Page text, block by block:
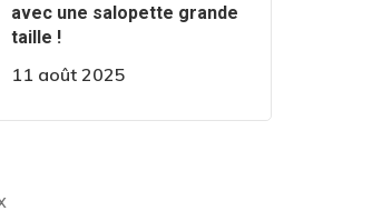
avec une salopette grande
taille !
11 août 2025